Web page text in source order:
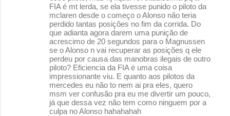
FIA é mt lerda, se ela tivesse punido o piloto da
mclaren desde o começo o Alonso não teria
perdido tantas posições no fim da corrida. Do
que adianta agora darem uma punição de
acrescimo de 20 segundos para o Magnussen
se o Alonso n vai recuperar as posições q ele
perdeu por causa das manobras ilegais de outro
piloto? Eficiencia da FIA é uma coisa
impressionante viu. E quanto aos pilotos da
mercedes eu não to nem ai pra eles, quero
msm ver confusão pra eu me divertir um pouco,
já que dessa vez não tem como ninguem por a
culpa no Alonso hahahahah